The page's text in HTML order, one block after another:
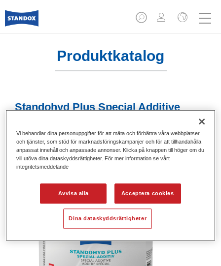
Produktkatalog
Standohyd Plus Special Additive
Artikelnummer 02052001
Produktnummer 4024669520019
Vi behandlar dina personuppgifter för att mäta och förbättra våra webbplatser
och tjänster, som stöd för marknadsföringskampanjer och för att tillhandahålla
anpassat innehåll och anpassade annonser. Klicka på knappen till höger om du
vill utöva dina dataskyddsrättigheter. För mer information se vårt
integritetsmeddelande
Avvisa alla Acceptera cookies
Dina dataskyddsrättigheter